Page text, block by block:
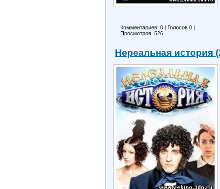
Комментариев: 0 | Голосов 0 |
Просмотров: 526
Нереальная история